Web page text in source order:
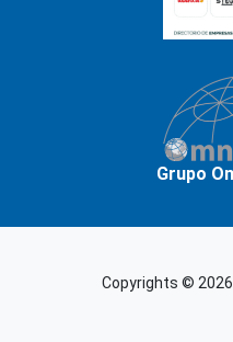
Grupo
Copyrights © 2026